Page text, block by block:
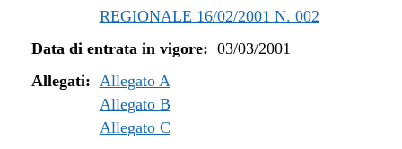
REGIONALE 16/02/2001 N. 002
Data di entrata in vigore: 03/03/2001
Allegati: Allegato A
Allegato B
Allegato C